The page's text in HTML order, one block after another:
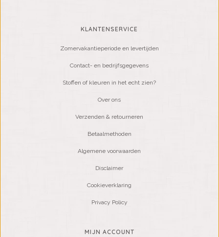
KLANTENSERVICE
Zomervakantieperiode en levertijden
Contact- en bedrijfsgegevens
Stoffen of kleuren in het echt zien?
Over ons
Verzenden & retourneren
Betaalmethoden
Algemene voorwaarden
Disclaimer
Cookieverklaring
Privacy Policy
MIJN ACCOUNT